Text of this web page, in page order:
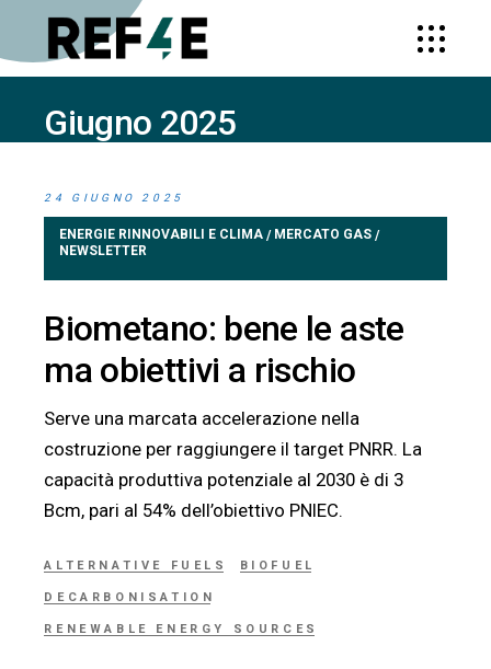
Giugno 2025
24 GIUGNO 2025
ENERGIE RINNOVABILI E CLIMA / MERCATO GAS /
NEWSLETTER
Biometano: bene le aste
ma obiettivi a rischio
Serve una marcata accelerazione nella
costruzione per raggiungere il target PNRR. La
capacità produttiva potenziale al 2030 è di 3
Bcm, pari al 54% dell’obiettivo PNIEC.
ALTERNATIVE FUELS BIOFUEL
DECARBONISATION
RENEWABLE ENERGY SOURCES